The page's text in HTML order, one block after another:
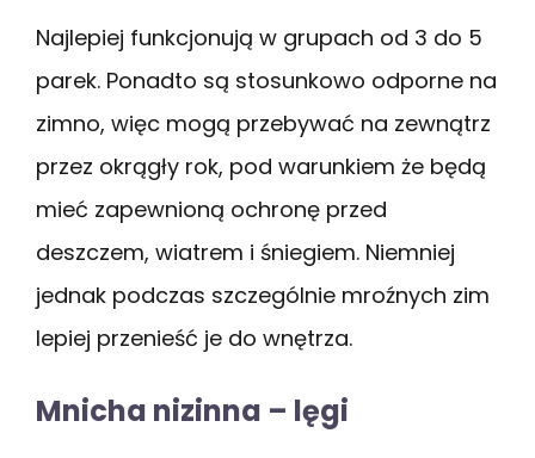
Najlepiej funkcjonują w grupach od 3 do 5
parek. Ponadto są stosunkowo odporne na
zimno, więc mogą przebywać na zewnątrz
przez okrągły rok, pod warunkiem że będą
mieć zapewnioną ochronę przed
deszczem, wiatrem i śniegiem. Niemniej
jednak podczas szczególnie mroźnych zim
lepiej przenieść je do wnętrza.
Mnicha nizinna – lęgi